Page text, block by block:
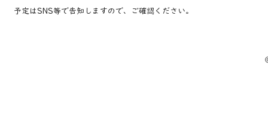
​予定はSNS等で告知しますので、ご確認ください。